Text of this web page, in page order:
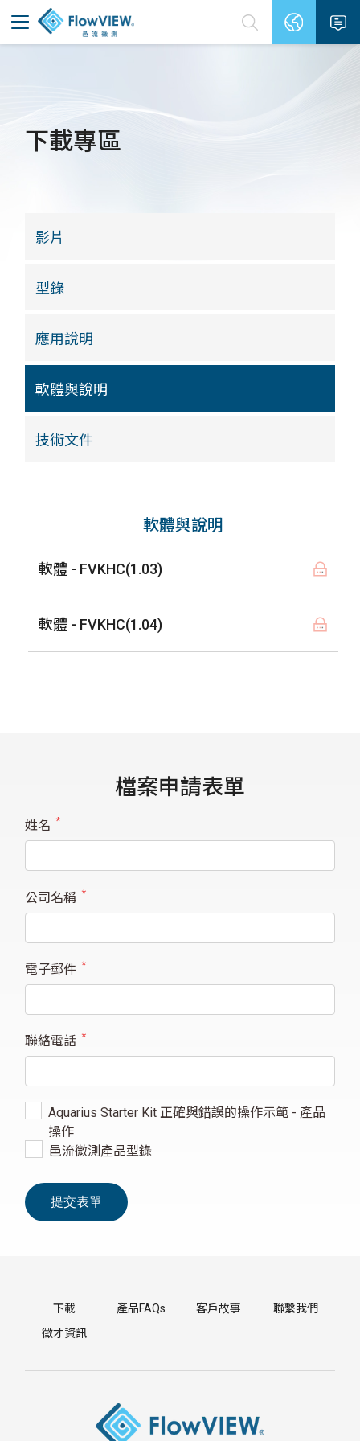
下載專區
影片
型錄
應用說明
軟體與說明
技術文件
軟體與說明
軟體 - FVKHC(1.03)
軟體 - FVKHC(1.04)
檔案申請表單
姓名 *
公司名稱 *
電子郵件 *
聯絡電話 *
Aquarius Starter Kit 正確與錯誤的操作示範 - 產品
操作
邑流微測產品型錄
下載 產品FAQs 客戶故事
聯繫我們
徵才資訊